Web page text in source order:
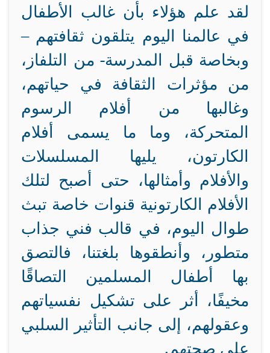
لقد علم هؤلاء بأن غالب الأطفال
في عالمنا اليوم يتلقون ثقافتهم –
وبخاصة قبل المدرسة- من التلفاز،
من مؤثرات الثقافة في حياتهم،
وغالبها من أفلام الرسوم
المتحركة، وما ما يسمى أفلام
الكارتون، يليها المسلسلات
والأفلام وأمثالها، حتى أصبح لتلك
الأفلام الكارتونية قنوات خاصة تبث
طوال اليوم، في قالب فني جذاب
متطور، وأنطقوها بلغتنا، فالتصق
بها أطفال المسلمين التصاقًا
مخيفًا، أثر على تشكيل نفسياتهم
وعقولهم، إلى جانب التأثير السلبي
على صحتهم.